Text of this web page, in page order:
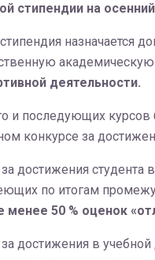
стипендии на
назначается
деятельности.
и последующих курсов
конкурсе за
достижения студента
по итогам
50 % оценок
достижения в